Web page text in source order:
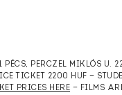
PÉCS, PERCZEL MIKLÓS U.
TICKET 2200 HUF —
PRICES HERE — FILMS